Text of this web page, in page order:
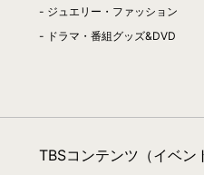
ジュエリー・ファッション
ドラマ・番組グッズ&DVD
TBSコンテンツ（イベン